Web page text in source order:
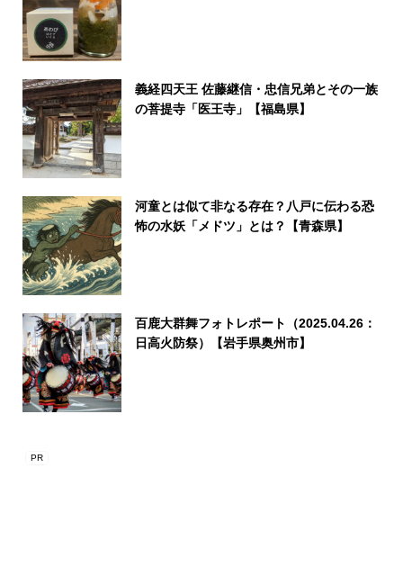
義経四天王 佐藤継信・忠信兄弟とその一族
の菩提寺「医王寺」【福島県】
河童とは似て非なる存在？八戸に伝わる恐
怖の水妖「メドツ」とは？【青森県】
百鹿大群舞フォトレポート（2025.04.26：
日高火防祭）【岩手県奥州市】